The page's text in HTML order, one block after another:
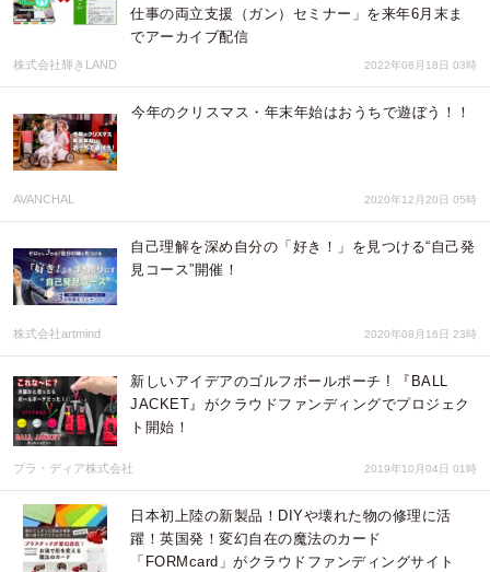
仕事の両立支援（ガン）セミナー」を来年6月末ま
でアーカイブ配信
株式会社輝きLAND 2022年08月18日 03時
今年のクリスマス・年末年始はおうちで遊ぼう！！
AVANCHAL 2020年12月20日 05時
自己理解を深め自分の「好き！」を見つける“自己発
見コース”開催！
株式会社artmind 2020年08月16日 23時
新しいアイデアのゴルフボールポーチ ! 『BALL
JACKET』がクラウドファンディングでプロジェク
ト開始！
プラ・ディア株式会社 2019年10月04日 01時
日本初上陸の新製品！DIYや壊れた物の修理に活
躍！英国発！変幻自在の魔法のカード
「FORMcard」がクラウドファンディングサイト